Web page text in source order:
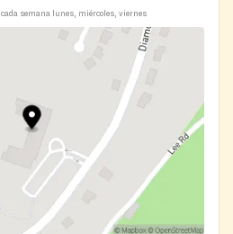
cada semana lunes, miércoles, viernes